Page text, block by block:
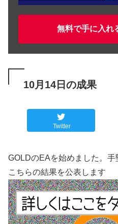
無料で手に入れ
10月14日の成果
Twitter
GOLDのEAを始めました。手
こちらの結果を公表します